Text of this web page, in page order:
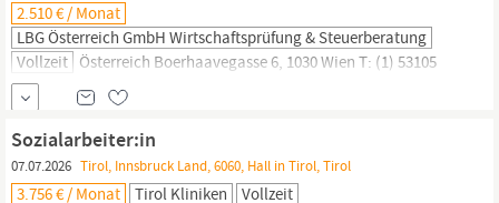
2.510 € / Monat
LBG Österreich GmbH Wirtschaftsprüfung & Steuerberatung
Vollzeit Österreich Boerhaavegasse 6, 1030 Wien T: (1) 53105
Online bewerben Job empfehlen LBG - Vielfalt an Branchen,
Rechtsformen, Unternehmensgrößen LBG Österreich Burgenland
• Eisenstadt • Großpetersdorf • Mattersburg • Neusiedl/See •
Oberpullendorf • Oberwart • Kärnten • Klagenfurt • Villach •
Wolfsberg • Niederösterreich • St. Pölten • Gänserndorf •...
Sozialarbeiter:in
07.07.2026 Tirol, Innsbruck Land, 6060, Hall in Tirol, Tirol
3.756 € / Monat Tirol Kliniken
Vollzeit